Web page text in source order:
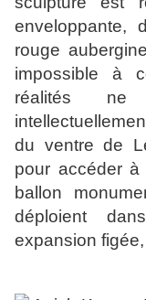
enveloppante,
rouge
impossible à
réalités ne
du ventre de
pour accéder
ballon
déploient
expansion